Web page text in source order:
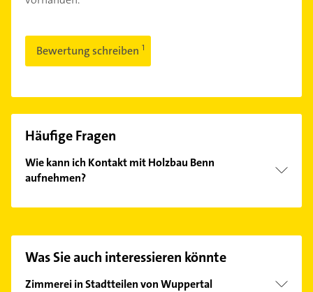
Bewertung schreiben
Häufige Fragen
Wie kann ich Kontakt mit Holzbau Benn
aufnehmen?
finden Sie alleKontaktdaten.
Was Sie auch interessieren könnte
Zimmerei in Stadtteilen von Wuppertal